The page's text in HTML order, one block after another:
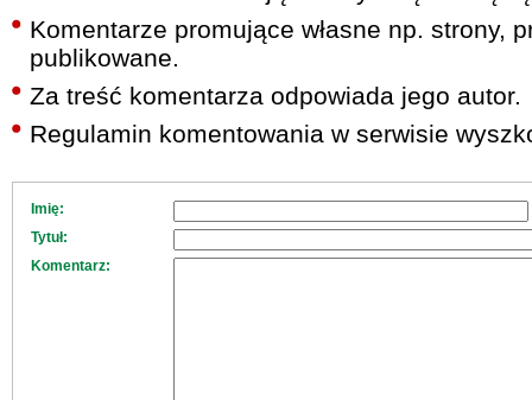
Komentarze promujące własne np. strony,
publikowane.
Za treść komentarza odpowiada jego autor.
Regulamin komentowania w serwisie
Imię:
Tytuł:
Komentarz: